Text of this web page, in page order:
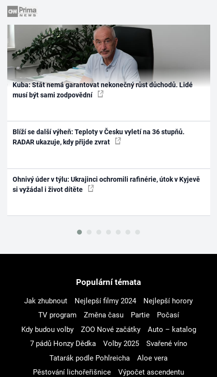
Kuba: Stát nemá garantovat nekonečný růst důchodů. Lidé
musí být sami zodpovědní
Blíží se další výheň: Teploty v Česku vyletí na 36 stupňů.
RADAR ukazuje, kdy přijde zvrat
Ohnivý úder v týlu: Ukrajinci ochromili rafinérie, útok v Kyjevě
si vyžádal i život dítěte
Populární témata
Jak zhubnout Nejlepší filmy 2024
Nejlepší horory
TV program
Změna času Partie
Počasí
Kdy budou volby
ZOO Nové začátky
Auto – katalog
7 pádů Honzy Dědka
Volby 2025
Svařené víno
Tatarák podle Pohlreicha
Aloe vera
Pěstování lichořeřišnice
Výpočet ascendentu